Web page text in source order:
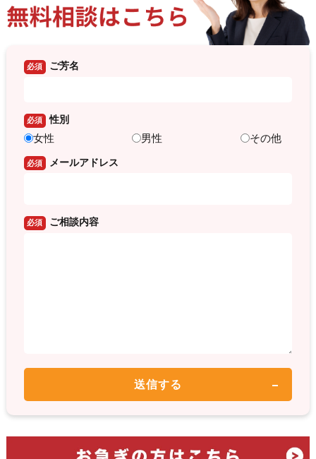
必須 ご芳名
必須 性別
女性 男性 その他
必須 メールアドレス
必須 ご相談内容